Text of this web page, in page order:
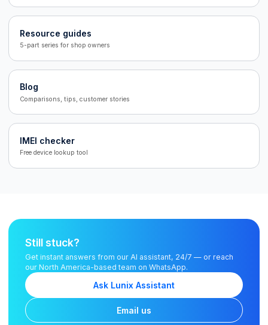
Resource guides
5-part series for shop owners
Blog
Comparisons, tips, customer stories
IMEI checker
Free device lookup tool
Still stuck?
Get instant answers from our AI assistant, 24/7 — or reach
our North America-based team on WhatsApp.
Ask Lunix Assistant
Email us